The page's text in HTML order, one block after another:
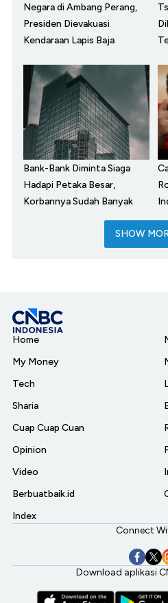
Negara di Ambang Perang,
Presiden Dievakuasi
Kendaraan Lapis Baja
Bank-Bank Diminta Siaga
Hadapi Petaka Besar,
Korbannya Sudah Banyak
SHOW
Home
My Money
Tech
Sharia
Cuap Cuap Cuan
Opinion
Video
Berbuatbaik.id
Index
Connect
Download aplikasi